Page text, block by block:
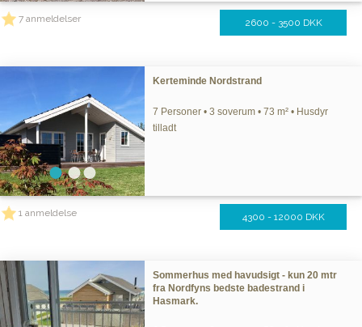
7 anmeldelser 2600 - 3500 DKK
Kerteminde Nordstrand
7 Personer • 3 soverum • 73 m² • Husdyr
tilladt
1 anmeldelse 4300 - 12000 DKK
Sommerhus med havudsigt - kun 20 mtr
fra Nordfyns bedste badestrand i
Hasmark.